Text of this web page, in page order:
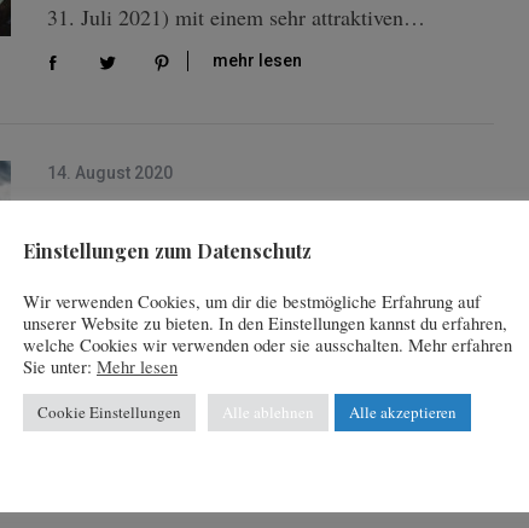
31. Juli 2021) mit einem sehr attraktiven…
mehr lesen
14. August 2020
Open in Kitzbühel
News Redaktion
Thiem, Zverev, Berrettini – gleich drei Top-10-
Stars und insgesamt zehn Spieler aus den Top-20
der Weltrangliste wollen beim GENERALI OPEN
vom 7. bis 13….
Einstellungen zum Datenschutz
Wir verwenden Cookies, um dir die bestmögliche Erfahrung auf
unserer Website zu bieten. In den Einstellungen kannst du erfahren,
welche Cookies wir verwenden oder sie ausschalten. Mehr erfahren
Sie unter: Mehr lesen
Cookie Einstellungen Alle ablehnen Alle akzeptieren